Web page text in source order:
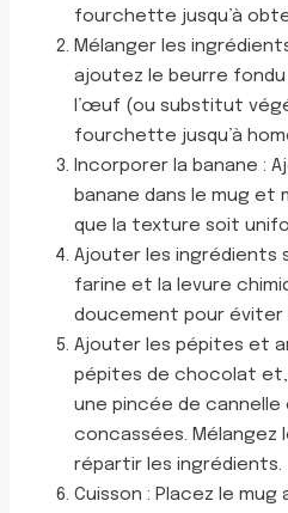
fourchette jusqu’à
Mélanger les
ajoutez le beurre
l’œuf (ou substitut
fourchette jusqu’à
Incorporer la banane :
banane dans le mug et
que la texture soit
Ajouter les ingrédients
farine et la levure
doucement pour éviter
Ajouter les pépites et
pépites de chocolat et,
une pincée de cannelle
concassées. Mélangez
répartir les ingrédients.
Cuisson : Placez le